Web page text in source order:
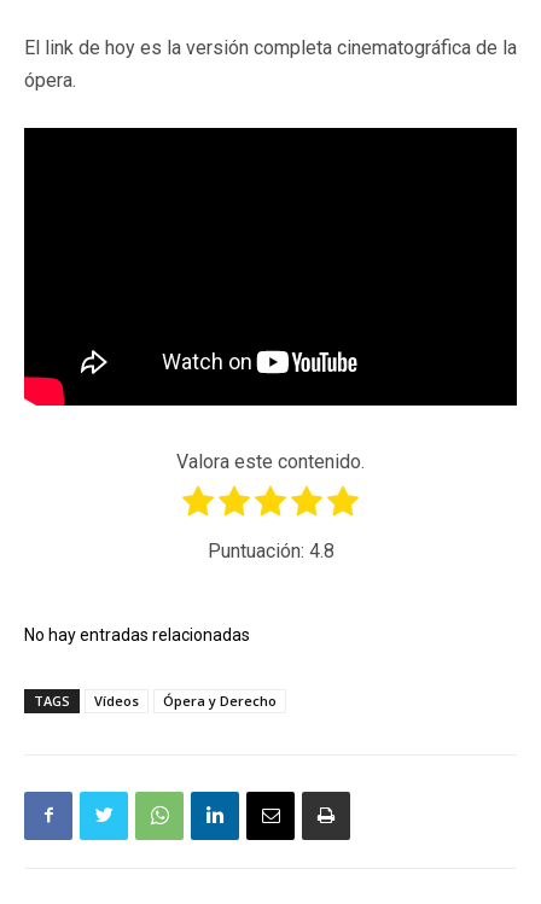
El link de hoy es la versión completa cinematográfica de la
ópera.
Valora este contenido.
Puntuación: 4.8
No hay entradas relacionadas
TAGS Vídeos Ópera y Derecho